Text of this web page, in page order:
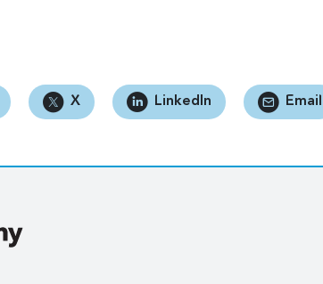
X LinkedIn Email